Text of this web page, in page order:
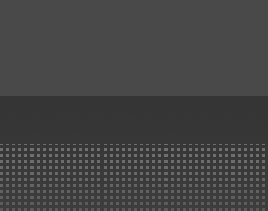
..mehr
Sanierung der
bei Aurubis in Lünen
Lieferung und Montage: